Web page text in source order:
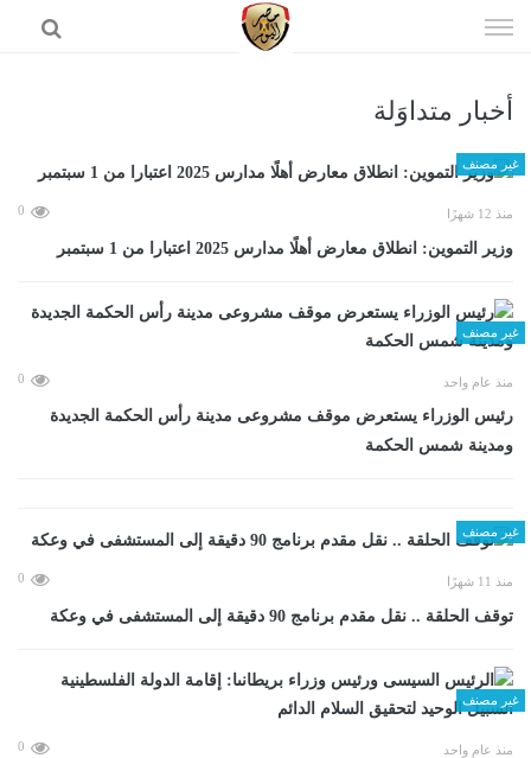
الى
أخبار متداوَلة
غير مصنف
منذ 12 شهرًا 0
وزير التموين: انطلاق معارض أهلًا مدارس 2025 اعتبارا من 1 سبتمبر
غير مصنف
منذ عام واحد 0
رئيس الوزراء يستعرض موقف مشروعى مدينة رأس الحكمة الجديدة
ومدينة شمس الحكمة
غير مصنف
منذ 11 شهرًا 0
توقف الحلقة .. نقل مقدم برنامج 90 دقيقة إلى المستشفى في وعكة
غير مصنف
منذ عام واحد 0